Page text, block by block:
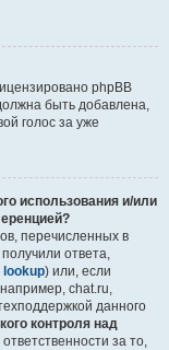
phpBB
быть добавлена,
голос за уже
использования и/или
перечисленных в
ответа,
lookup) или, если
chat.ru,
данного
контроля над
за то,